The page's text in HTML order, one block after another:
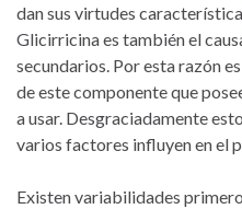
dan sus virtudes
Glicirricina es también el
secundarios. Por esta razón
de este componente que
a usar. Desgraciadamente
varios factores influyen en el
Existen variabilidades